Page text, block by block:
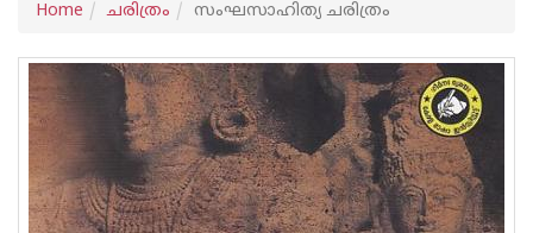
Home ചരിത്രം സംഘസാഹിത്യ ചരിത്രം